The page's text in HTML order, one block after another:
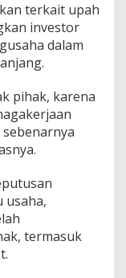
terkait upah
investor
dalam
pihak, karena
usaha,
termasuk